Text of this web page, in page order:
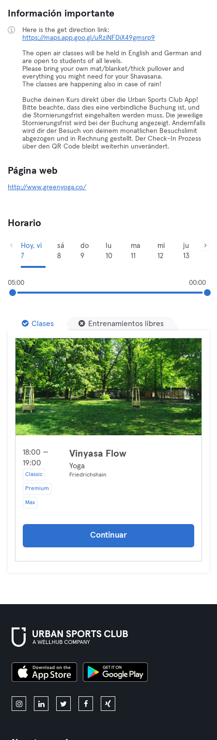
Información importante
Here is the get direction link:
https://maps.app.goo.gl/uRziNFDiX49gmsrp9
The open air classes will be held in English and German and
are open to students of all levels.
Please bring your own mat/blanket/thick pullover and
everything you might need for your Shavasana.
The classes are happening also in case of rain!
Buche deinen Kurs direkt über die Urban Sports Club App!
Bitte beachte, dass dies eine verbindliche Buchung ist, und
die Stornierungsfrist eingehalten werden muss. Die jeweilige
Stornierungsfrist wird bei der Buchung angezeigt. Andernfalls
wird dir der Besuch von deinem monatlichen Besuchslimit
abgezogen und in Rechnung gestellt. Der Check-In Prozess
über den QR Code bleibt weiterhin unverändert.
Página web
http://www.greenyoga.co/
Horario
Hoy, vi
7
sá
8
do
9
lu
10
ma
11
mi
12
ju
13
05:00 00:00
Clases Entrenamientos libres
18:00 —
19:00
Classic
Premium
Max
Vinyasa Flow
Yoga
Friedrichshain
Continuar